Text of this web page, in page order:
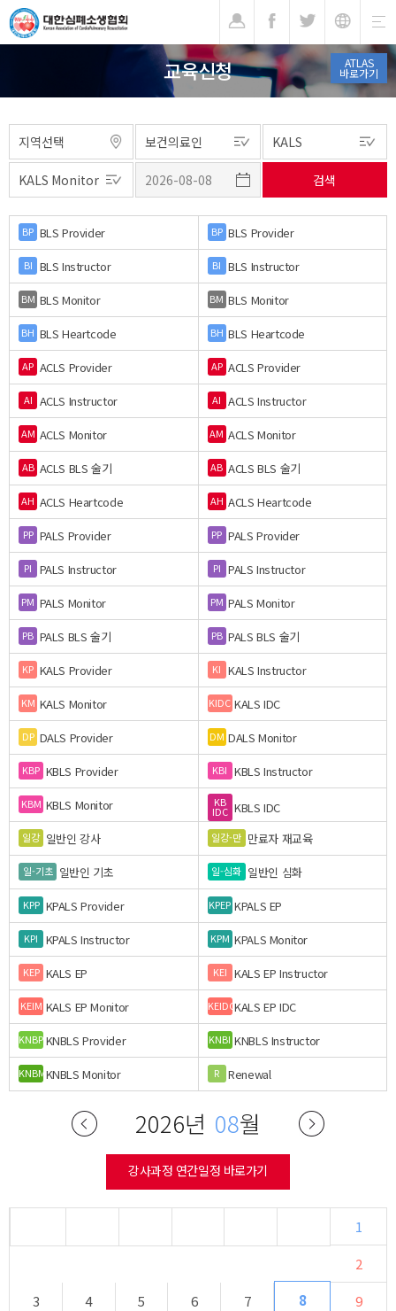
ATLAS
바로가기
교육신청
BP BLS Provider BP BLS Provider
BI BLS Instructor BI BLS Instructor
BM BLS Monitor BM BLS Monitor
BH BLS Heartcode BH BLS Heartcode
AP ACLS Provider AP ACLS Provider
AI ACLS Instructor AI ACLS Instructor
AM ACLS Monitor AM ACLS Monitor
AB ACLS BLS 술기 AB ACLS BLS 술기
AH ACLS Heartcode AH ACLS Heartcode
PP PALS Provider PP PALS Provider
PI PALS Instructor PI PALS Instructor
PM PALS Monitor PM PALS Monitor
PB PALS BLS 술기 PB PALS BLS 술기
KP KALS Provider KI KALS Instructor
KM KALS Monitor KIDC KALS IDC
DP DALS Provider DM DALS Monitor
KBP KBLS Provider KBI KBLS Instructor
KBM KBLS Monitor KB
IDC KBLS IDC
일강 일반인 강사 일강-만 만료자 재교육
일-기초 일반인 기초 일-심화 일반인 심화
KPP KPALS Provider KPEP KPALS EP
KPI KPALS Instructor KPM KPALS Monitor
KEP KALS EP KEI KALS EP Instructor
KEIM KALS EP Monitor KEIDCKALS EP IDC
KNBPKNBLS Provider KNBI KNBLS Instructor
KNBMKNBLS Monitor R Renewal
2026년 08월
강사과정 연간일정 바로가기
1
2
3
4 5 6 7 8
9